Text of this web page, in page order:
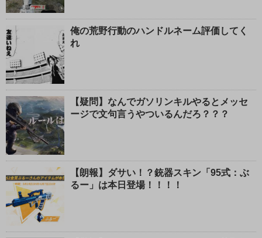
俺の荒野行動のハンドルネーム評価してく
れ
【疑問】なんでガソリンキルやるとメッセ
ージで文句言うやついるんだろ？？？
【朗報】ダサい！？銃器スキン「95式：ぶ
るー」は本日登場！！！！